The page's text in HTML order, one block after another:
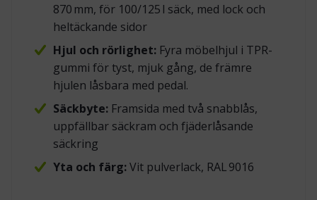
870 mm, för 100/125 l säck, med lock och
heltäckande sidor
Hjul och rörlighet: Fyra möbelhjul i TPR-
gummi för tyst, mjuk gång, de främre
hjulen låsbara med pedal.
Säckbyte: Framsida med två snabblås,
uppfällbar säckram och fjäderlåsande
säckring
Yta och färg:Vit pulverlack, RAL 9016